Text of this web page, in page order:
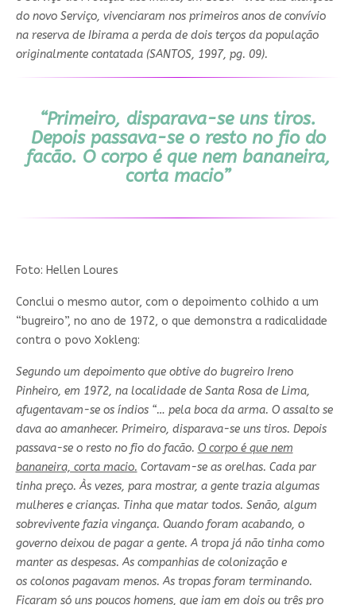
do novo Serviço, vivenciaram nos primeiros anos de convívio
na reserva de Ibirama a perda de dois terços da população
originalmente contatada (SANTOS, 1997, pg. 09).
“Primeiro, disparava-se uns tiros.
Depois passava-se o resto no fio do
facão. O corpo é que nem bananeira,
corta macio”
Foto: Hellen Loures
Conclui o mesmo autor, com o depoimento colhido a um
“bugreiro”, no ano de 1972, o que demonstra a radicalidade
contra o povo Xokleng:
Segundo um depoimento que obtive do bugreiro Ireno
Pinheiro, em 1972, na localidade de Santa Rosa de Lima,
afugentavam-se os índios “… pela boca da arma. O assalto se
dava ao amanhecer. Primeiro, disparava-se uns tiros. Depois
passava-se o resto no fio do facão. O corpo é que nem
bananeira, corta macio. Cortavam-se as orelhas. Cada par
tinha preço. Às vezes, para mostrar, a gente trazia algumas
mulheres e crianças. Tinha que matar todos. Senão, algum
sobrevivente fazia vingança. Quando foram acabando, o
governo deixou de pagar a gente. A tropa já não tinha como
manter as despesas. As companhias de colonização e
oscolonos pagavam menos. As tropas foram terminando.
Ficaram só uns poucos homens, que iam em dois ou três pro